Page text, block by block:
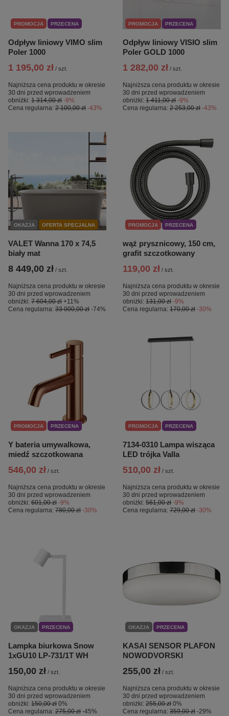
PROMOCJA PRZECENA
Odpływ liniowy VIMO slim
Poler 1000
1 195,00 zł / szt.
Najniższa cena produktu w okresie
30 dni przed wprowadzeniem
obniżki: 1 314,00 zł -9%
Cena regularna: 2 100,00 zł -43%
PROMOCJA PRZECENA
Odpływ liniowy VISIO slim
Poler GOLD 1000
1 282,00 zł / szt.
Najniższa cena produktu w okresie
30 dni przed wprowadzeniem
obniżki: 1 411,00 zł -9%
Cena regularna: 2 253,00 zł -43%
OKAZJA OFERTA SPECJALNA
VALET Wanna 170 x 74,5
biały mat
8 449,00 zł / szt.
Najniższa cena produktu w okresie
30 dni przed wprowadzeniem
obniżki: 7 604,00 zł +11%
Cena regularna: 33 000,00 zł -74%
PROMOCJA PRZECENA
wąż prysznicowy, 150 cm,
grafit szczotkowany
119,00 zł / szt.
Najniższa cena produktu w okresie
30 dni przed wprowadzeniem
obniżki: 131,00 zł -9%
Cena regularna: 170,00 zł -30%
PROMOCJA PRZECENA
Y bateria umywalkowa,
miedź szczotkowana
546,00 zł / szt.
Najniższa cena produktu w okresie
30 dni przed wprowadzeniem
obniżki: 601,00 zł -9%
Cena regularna: 780,00 zł -30%
PROMOCJA PRZECENA
7134-0310 Lampa wisząca
LED trójka Valla
510,00 zł / szt.
Najniższa cena produktu w okresie
30 dni przed wprowadzeniem
obniżki: 561,00 zł -9%
Cena regularna: 729,00 zł -30%
OKAZJA PRZECENA
Lampka biurkowa Snow
1xGU10 LP-731/1T WH
150,00 zł / szt.
Najniższa cena produktu w okresie
30 dni przed wprowadzeniem
obniżki: 150,00 zł 0%
Cena regularna: 275,00 zł -45%
OKAZJA PRZECENA
KASAI SENSOR PLAFON
NOWODVORSKI
255,00 zł / szt.
Najniższa cena produktu w okresie
30 dni przed wprowadzeniem
obniżki: 255,00 zł 0%
Cena regularna: 359,00 zł -29%